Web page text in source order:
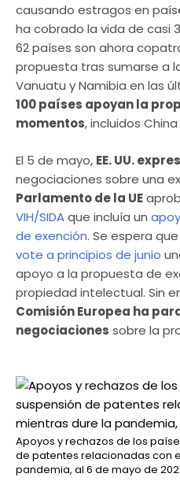
causando estragos en
ha cobrado la vida de casi
62 países son ahora
propuesta tras sumarse a
Vanuatu y Namibia en las
100 países apoyan la
momentos, incluidos China
El 5 de mayo, EE. UU.
negociaciones sobre una
Parlamento de la UE
VIH/SIDAque incluía un
de exención. Se espera
vote a principios de junio
apoyo a la propuesta de
propiedad intelectual. Sin
Comisión Europea ha
negociaciones sobre la
Apoyos y rechazos de los
de patentes relacionadas con
pandemia, al 6 de mayo de